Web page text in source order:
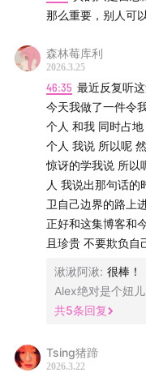
大多数时候别人其
那么重要，别人可
森林莓库利
2026.3.25
46:35 最近反复听
今天我做了一件令
个人 和我 同时占
个人 我说 所以呢 然后她们四个很吃惊地离开了 有一个还很
惊讶的学我说 所以
人 我说出那句话的时候我自己惊呆了 但事后我觉得自己在捍
卫自己边界的路上
正好和这集博客和
且珍贵 不要欺负自
湫湫阿湫: 很棒！
Alex绝对是个妞儿
共5条回复
Tsing猪蹄
2026.3.22